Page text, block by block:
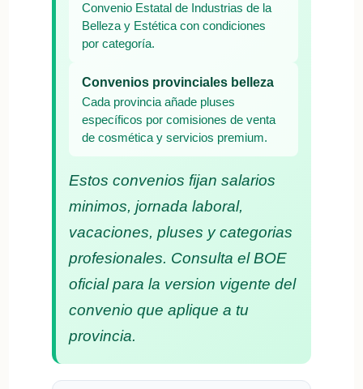
Convenio Estatal de Industrias de la
Belleza y Estética con condiciones
por categoría.
Convenios provinciales belleza
Cada provincia añade pluses
específicos por comisiones de venta
de cosmética y servicios premium.
Estos convenios fijan salarios
minimos, jornada laboral,
vacaciones, pluses y categorias
profesionales. Consulta el BOE
oficial para la version vigente del
convenio que aplique a tu
provincia.